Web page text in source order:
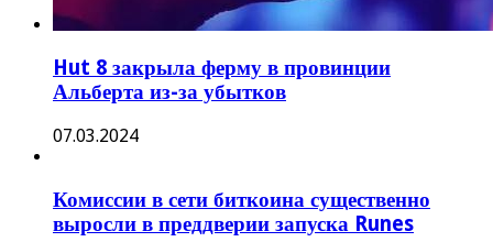
Hut 8 закрыла ферму в провинции
Альберта из-за убытков
07.03.2024
Комиссии в сети биткоина существенно
выросли в преддверии запуска Runes